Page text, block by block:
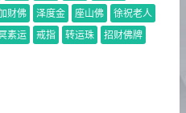
财佛 泽度金 座山佛
徐祝老人
素运 戒指 转运珠
招财佛牌